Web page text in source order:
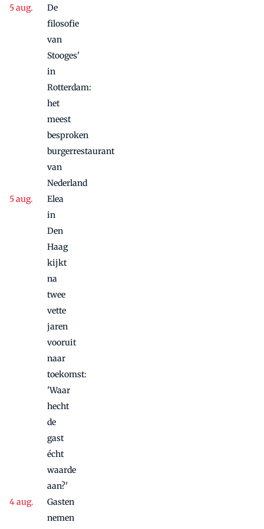
De
filosofie
van
Stooges'
in
Rotterdam:
het
meest
besproken
burgerrestaurant
van
Nederland
Elea
in
Den
Haag
kijkt
na
twee
vette
jaren
vooruit
naar
toekomst:
'Waar
hecht
de
gast
écht
waarde
aan?'
Gasten
nemen